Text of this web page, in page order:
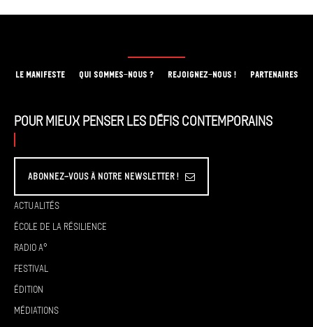
LE MANIFESTE QUI SOMMES-NOUS ? REJOIGNEZ-NOUS ! PARTENAIRES
Pour mieux penser les défis contemporains
Abonnez-vous à Notre Newsletter !
Actualités
École de la résilience
Radio A°
Festival
Édition
Médiations